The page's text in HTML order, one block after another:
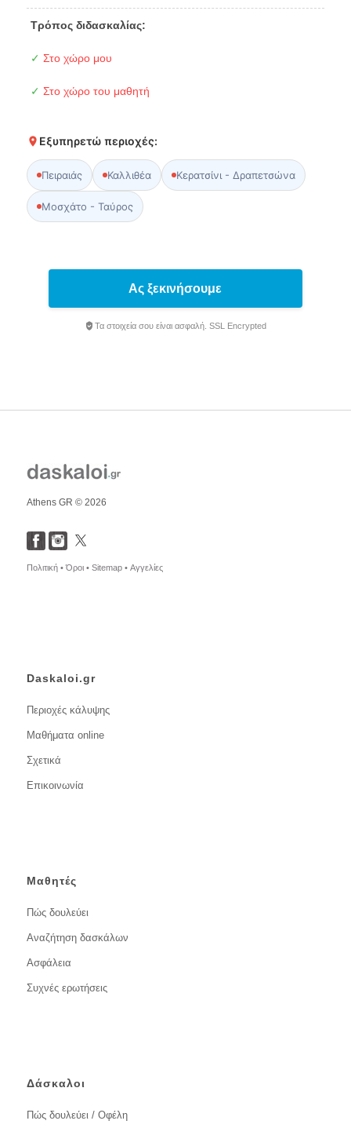
Τρόπος διδασκαλίας:
✓ Στο χώρο μου
✓ Στο χώρο του μαθητή
Εξυπηρετώ περιοχές:
Πειραιάς Καλλιθέα Κερατσίνι - Δραπετσώνα
Μοσχάτο - Ταύρος
Ας ξεκινήσουμε
Τα στοιχεία σου είναι ασφαλή. SSL Encrypted
Athens GR © 2026
Πολιτική •Όροι • Sitemap • Αγγελίες
Daskaloi.gr
Περιοχές κάλυψης
Μαθήματα online
Σχετικά
Επικοινωνία
Μαθητές
Πώς δουλεύει
Αναζήτηση δασκάλων
Ασφάλεια
Συχνές ερωτήσεις
Δάσκαλοι
Πώς δουλεύει / Οφέλη